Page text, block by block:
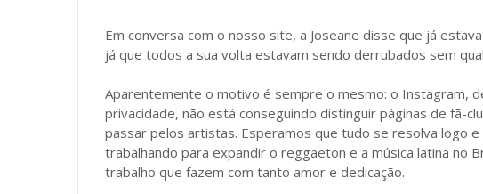
Em conversa com o nosso site, a Joseane disse que já
já que todos a sua volta estavam sendo derrubados sem
Aparentemente o motivo é sempre o mesmo: o Instagram,
privacidade, não está conseguindo distinguir páginas de fã-
passar pelos artistas. Esperamos que tudo se resolva logo
trabalhando para expandir o reggaeton e a música latina no
trabalho que fazem com tanto amor e dedicação.